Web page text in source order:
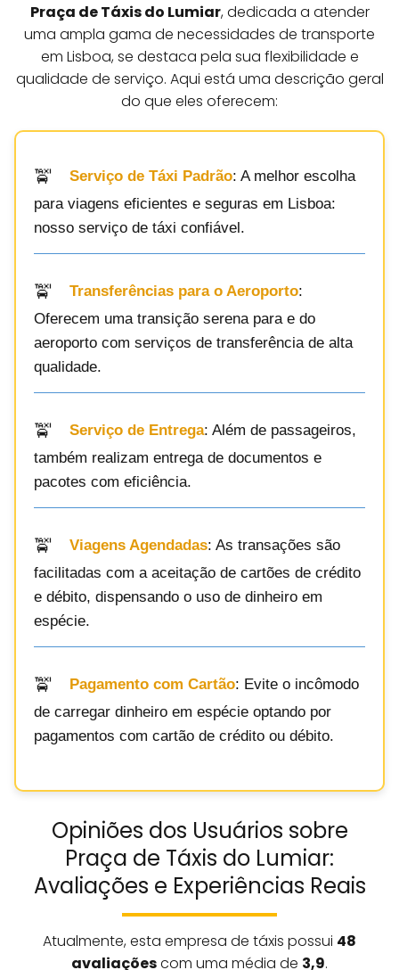
Praça de Táxis do Lumiar, dedicada a atender
uma ampla gama de necessidades de transporte
em Lisboa, se destaca pela sua flexibilidade e
qualidade de serviço. Aqui está uma descrição geral
do que eles oferecem:
Serviço de Táxi Padrão: A melhor escolha
para viagens eficientes e seguras em Lisboa:
nosso serviço de táxi confiável.
Transferências para o Aeroporto:
Oferecem uma transição serena para e do
aeroporto com serviços de transferência de alta
qualidade.
Serviço de Entrega: Além de passageiros,
também realizam entrega de documentos e
pacotes com eficiência.
Viagens Agendadas: As transações são
facilitadas com a aceitação de cartões de crédito
e débito, dispensando o uso de dinheiro em
espécie.
Pagamento com Cartão: Evite o incômodo
de carregar dinheiro em espécie optando por
pagamentos com cartão de crédito ou débito.
Opiniões dos Usuários sobre
Praça de Táxis do Lumiar:
Avaliações e Experiências Reais
Atualmente, esta empresa de táxis possui 48
avaliaçõescom uma média de 3,9.